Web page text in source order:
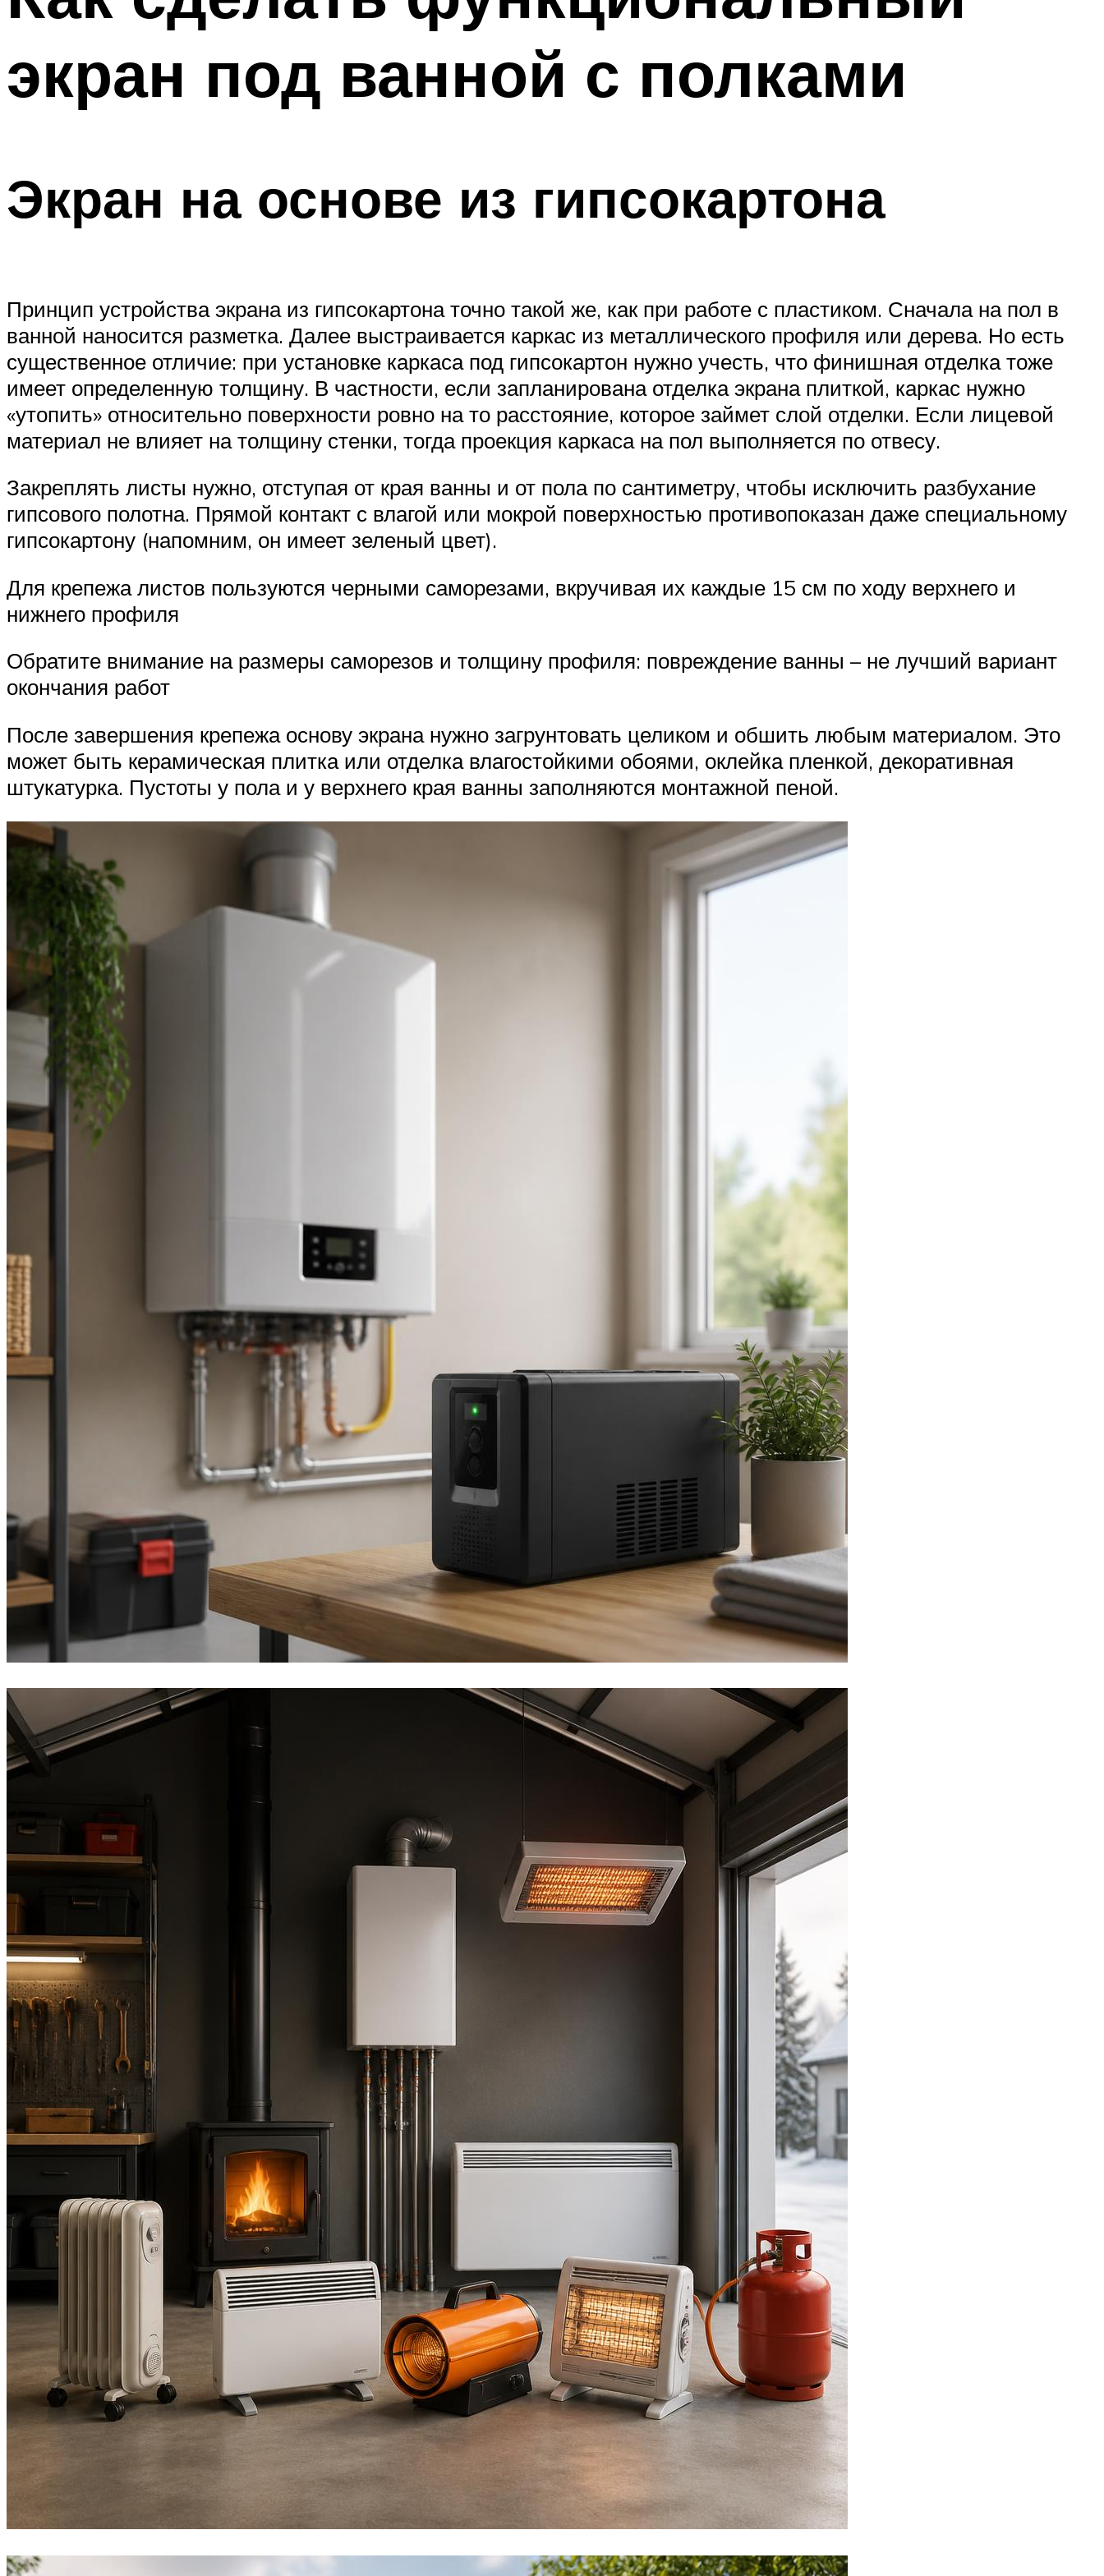
экран под ванной с полками
Экран на основе из гипсокартона
Принцип устройства экрана из гипсокартона точно такой же, как при работе с пластиком. Сначала на пол в
ванной наносится разметка. Далее выстраивается каркас из металлического профиля или дерева. Но есть
существенное отличие: при установке каркаса под гипсокартон нужно учесть, что финишная отделка тоже
имеет определенную толщину. В частности, если запланирована отделка экрана плиткой, каркас нужно
«утопить» относительно поверхности ровно на то расстояние, которое займет слой отделки. Если лицевой
материал не влияет на толщину стенки, тогда проекция каркаса на пол выполняется по отвесу.
Закреплять листы нужно, отступая от края ванны и от пола по сантиметру, чтобы исключить разбухание
гипсового полотна. Прямой контакт с влагой или мокрой поверхностью противопоказан даже специальному
гипсокартону (напомним, он имеет зеленый цвет).
Для крепежа листов пользуются черными саморезами, вкручивая их каждые 15 см по ходу верхнего и
нижнего профиля
Обратите внимание на размеры саморезов и толщину профиля: повреждение ванны – не лучший вариант
окончания работ
После завершения крепежа основу экрана нужно загрунтовать целиком и обшить любым материалом. Это
может быть керамическая плитка или отделка влагостойкими обоями, оклейка пленкой, декоративная
штукатурка. Пустоты у пола и у верхнего края ванны заполняются монтажной пеной.